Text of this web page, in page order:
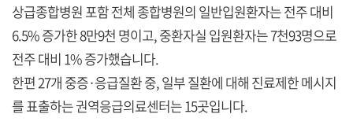
상급종합병원 포함 전체 종합병원의 일반입원환자는 전주 대비
6.5% 증가한 8만9천 명이고, 중환자실 입원환자는 7천93명으로
전주 대비 1% 증가했습니다.
한편 27개 중증·응급질환 중, 일부 질환에 대해 진료제한 메시지
를 표출하는 권역응급의료센터는 15곳입니다.